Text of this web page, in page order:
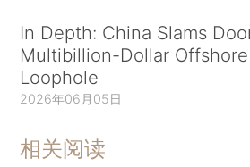
In Depth: China Slams
Multibillion-Dollar
Loophole
2026年06月05日
相关阅读